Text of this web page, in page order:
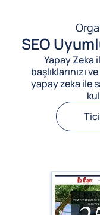
SEO
Yapay Zeka
başlıklarınızı
yapay zeka ile